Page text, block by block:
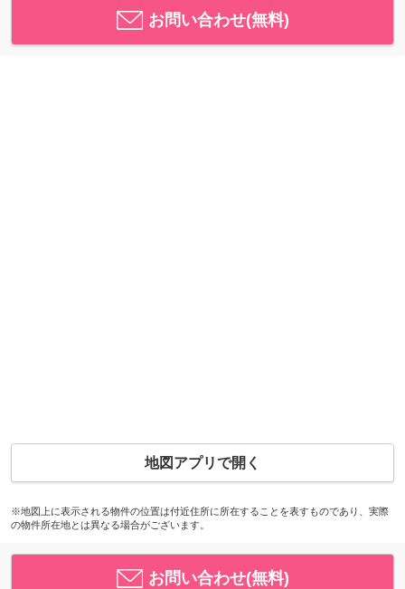
お問い合わせ(無料)
地図アプリで開く
※地図上に表示される物件の位置は付近住所に所在することを表すものであり、実際
の物件所在地とは異なる場合がございます。
お問い合わせ(無料)